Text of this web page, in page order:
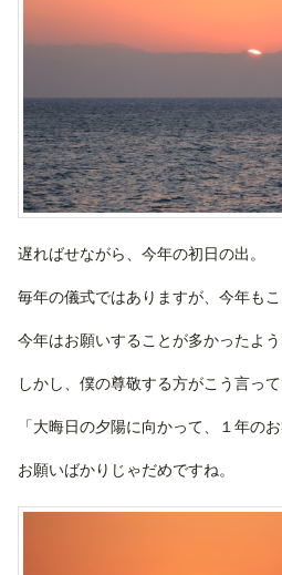
遅ればせながら、今年の初日の出。
毎年の儀式ではありますが、今年もこ
今年はお願いすることが多かったよう
しかし、僕の尊敬する方がこう言って
「大晦日の夕陽に向かって、１年の
お願いばかりじゃだめですね。